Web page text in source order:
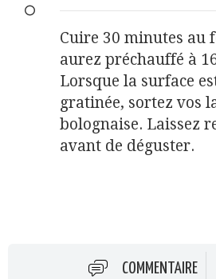
Cuire 30 minutes au
aurez préchauffé à
Lorsque la surface
gratinée, sortez vos
bolognaise. Laissez
avant de déguster.
COMMENTAIRE